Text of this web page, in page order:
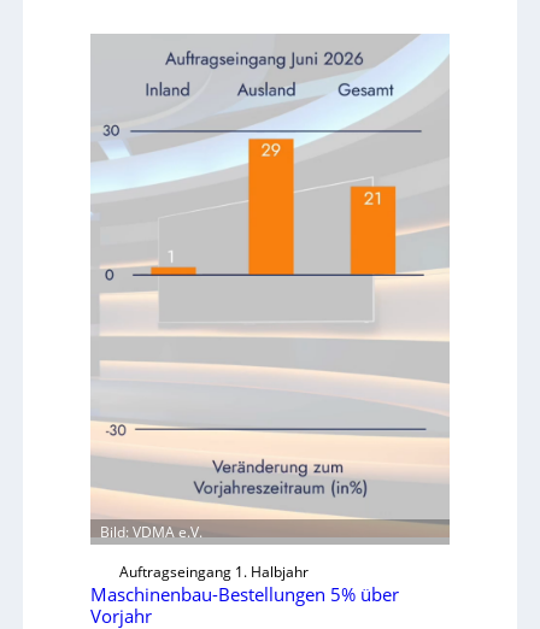
Bild: VDMA e.V.
Auftragseingang 1. Halbjahr
Maschinenbau-Bestellungen 5% über
Vorjahr